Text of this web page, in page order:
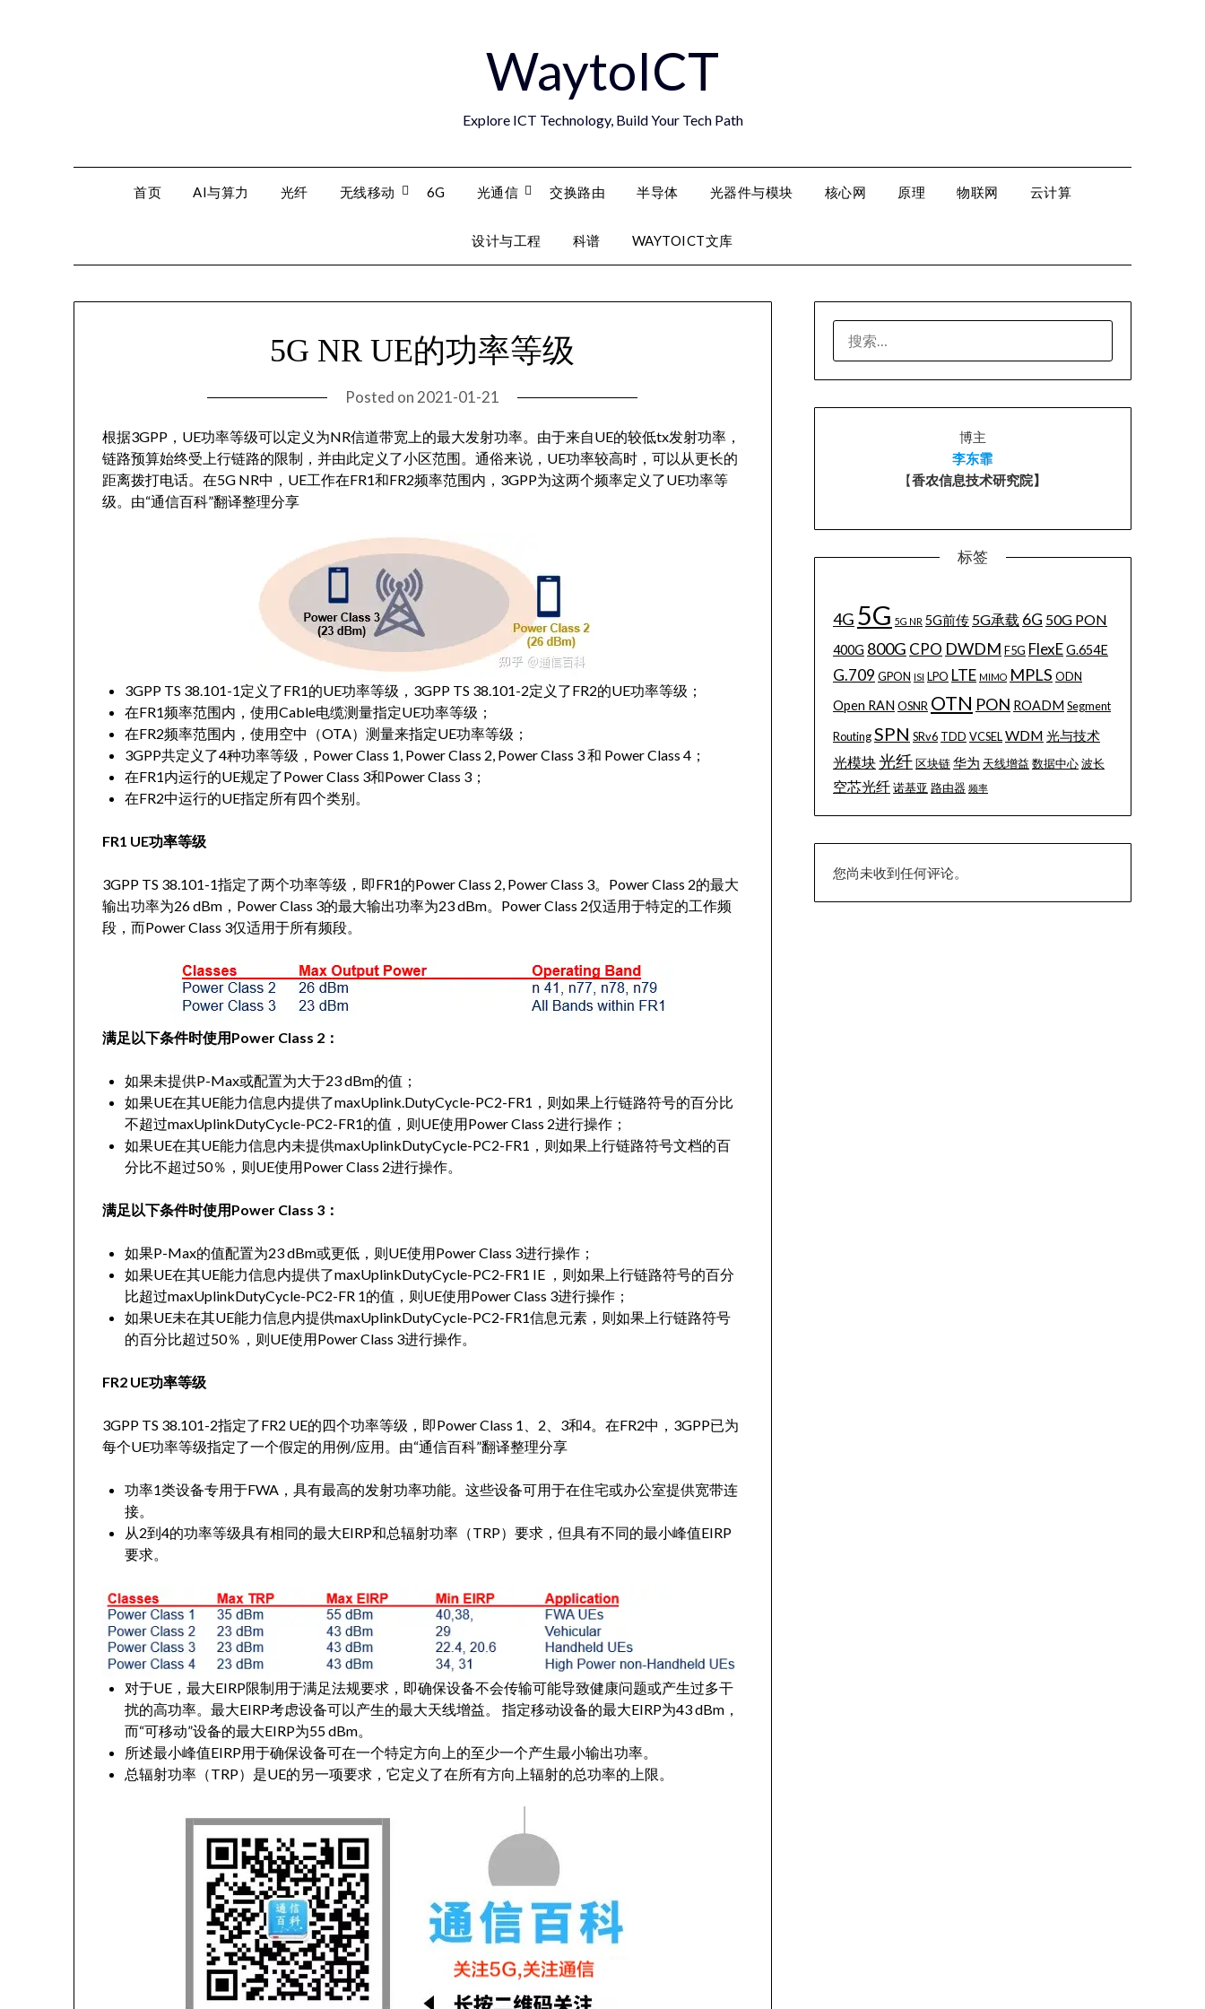
WaytoICT
Explore ICT Technology, Build Your Tech Path
首页 AI与算力 光纤 无线移动 6G 光通信 交换路由 半导体 光器件与模块 核心网 原理 物联网 云计算
设计与工程 科谱 WAYTOICT文库
5G NR UE的功率等级
Posted on 2021-01-21
根据3GPP，UE功率等级可以定义为NR信道带宽上的最大发射功率。由于来自UE的较低tx发射功率，
链路预算始终受上行链路的限制，并由此定义了小区范围。通俗来说，UE功率较高时，可以从更长的
距离拨打电话。在5G NR中，UE工作在FR1和FR2频率范围内，3GPP为这两个频率定义了UE功率等
级。由“通信百科”翻译整理分享
3GPP TS 38.101-1定义了FR1的UE功率等级，3GPP TS 38.101-2定义了FR2的UE功率等级；
在FR1频率范围内，使用Cable电缆测量指定UE功率等级；
在FR2频率范围内，使用空中（OTA）测量来指定UE功率等级；
3GPP共定义了4种功率等级，Power Class 1, Power Class 2, Power Class 3 和 Power Class 4；
在FR1内运行的UE规定了Power Class 3和Power Class 3；
在FR2中运行的UE指定所有四个类别。
FR1 UE功率等级
3GPP TS 38.101-1指定了两个功率等级，即FR1的Power Class 2, Power Class 3。Power Class 2的最大
输出功率为26 dBm，Power Class 3的最大输出功率为23 dBm。Power Class 2仅适用于特定的工作频
段，而Power Class 3仅适用于所有频段。
满足以下条件时使用Power Class 2：
如果未提供P-Max或配置为大于23 dBm的值；
如果UE在其UE能力信息内提供了maxUplink.DutyCycle-PC2-FR1，则如果上行链路符号的百分比
不超过maxUplinkDutyCycle-PC2-FR1的值，则UE使用Power Class 2进行操作；
如果UE在其UE能力信息内未提供maxUplinkDutyCycle-PC2-FR1，则如果上行链路符号文档的百
分比不超过50％，则UE使用Power Class 2进行操作。
满足以下条件时使用Power Class 3：
如果P-Max的值配置为23 dBm或更低，则UE使用Power Class 3进行操作；
如果UE在其UE能力信息内提供了maxUplinkDutyCycle-PC2-FR1 IE ，则如果上行链路符号的百分
比超过maxUplinkDutyCycle-PC2-FR 1的值，则UE使用Power Class 3进行操作；
如果UE未在其UE能力信息内提供maxUplinkDutyCycle-PC2-FR1信息元素，则如果上行链路符号
的百分比超过50％，则UE使用Power Class 3进行操作。
FR2 UE功率等级
3GPP TS 38.101-2指定了FR2 UE的四个功率等级，即Power Class 1、2、3和4。在FR2中，3GPP已为
每个UE功率等级指定了一个假定的用例/应用。由“通信百科”翻译整理分享
功率1类设备专用于FWA，具有最高的发射功率功能。这些设备可用于在住宅或办公室提供宽带连
接。
从2到4的功率等级具有相同的最大EIRP和总辐射功率（TRP）要求，但具有不同的最小峰值EIRP
要求。
对于UE，最大EIRP限制用于满足法规要求，即确保设备不会传输可能导致健康问题或产生过多干
扰的高功率。最大EIRP考虑设备可以产生的最大天线增益。 指定移动设备的最大EIRP为43 dBm，
而“可移动”设备的最大EIRP为55 dBm。
所述最小峰值EIRP用于确保设备可在一个特定方向上的至少一个产生最小输出功率。
总辐射功率（TRP）是UE的另一项要求，它定义了在所有方向上辐射的总功率的上限。
索：
博主
李东霏
【香农信息技术研究院】
标签
4G 5G 5G NR 5G前传 5G承载 6G 50G PON
400G 800G CPO DWDM F5G FlexEG.654E
G.709 GPON ISI LPO LTE MIMO MPLS ODN
Open RAN OSNR OTN PON ROADM Segment
RoutingSPN SRv6 TDD VCSELWDM 光与技术
光模块光纤区块链华为 天线增益 数据中心波长
空芯光纤诺基亚 路由器 频率
您尚未收到任何评论。